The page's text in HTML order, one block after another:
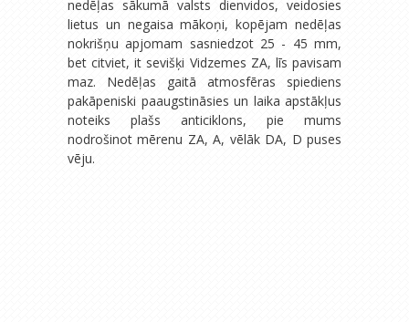
nedēļas sākumā valsts dienvidos, veidosies
lietus un negaisa mākoņi, kopējam nedēļas
nokrišņu apjomam sasniedzot 25 - 45 mm,
bet citviet, it sevišķi Vidzemes ZA, līs pavisam
maz. Nedēļas gaitā atmosfēras spiediens
pakāpeniski paaugstināsies un laika apstākļus
noteiks plašs anticiklons, pie mums
nodrošinot mērenu ZA, A, vēlāk DA, D puses
vēju.